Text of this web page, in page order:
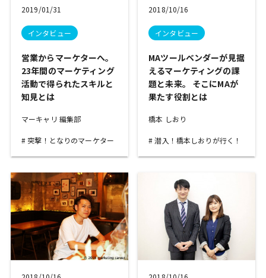
2019/01/31
インタビュー
営業からマーケターへ。
23年間のマーケティング
活動で得られたスキルと
知見とは
マーキャリ 編集部
突撃！となりのマーケター
2018/10/16
インタビュー
MAツールベンダーが見据
えるマーケティングの課
題と未来。 そこにMAが
果たす役割とは
橋本 しおり
潜入！橋本しおりが行く！